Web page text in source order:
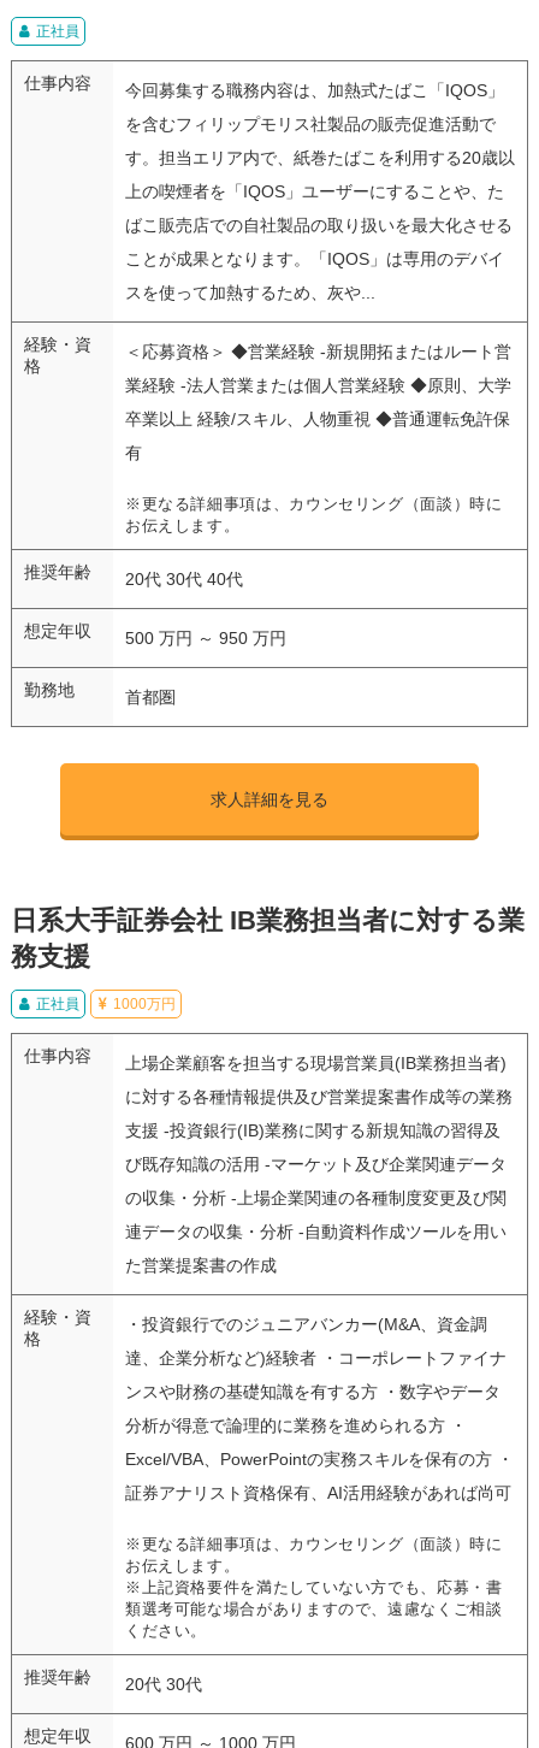
正社員
仕事内容
今回募集する職務内容は、加熱式たばこ「IQOS」
を含むフィリップモリス社製品の販売促進活動で
す。担当エリア内で、紙巻たばこを利用する20歳以
上の喫煙者を「IQOS」ユーザーにすることや、た
ばこ販売店での自社製品の取り扱いを最大化させる
ことが成果となります。「IQOS」は専用のデバイ
スを使って加熱するため、灰や...
経験・資
格
＜応募資格＞ ◆営業経験 -新規開拓またはルート営
業経験 -法人営業または個人営業経験 ◆原則、大学
卒業以上 経験/スキル、人物重視 ◆普通運転免許保
有
※更なる詳細事項は、カウンセリング（面談）時に
お伝えします。
推奨年齢 20代 30代 40代
想定年収 500 万円 ～ 950 万円
勤務地 首都圏
求人詳細を見る
日系大手証券会社 IB業務担当者に対する業
務支援
正社員 1000万円
仕事内容
上場企業顧客を担当する現場営業員(IB業務担当者)
に対する各種情報提供及び営業提案書作成等の業務
支援 -投資銀行(IB)業務に関する新規知識の習得及
び既存知識の活用 -マーケット及び企業関連データ
の収集・分析 -上場企業関連の各種制度変更及び関
連データの収集・分析 -自動資料作成ツールを用い
た営業提案書の作成
経験・資
格
・投資銀行でのジュニアバンカー(M&A、資金調
達、企業分析など)経験者 ・コーポレートファイナ
ンスや財務の基礎知識を有する方 ・数字やデータ
分析が得意で論理的に業務を進められる方 ・
Excel/VBA、PowerPointの実務スキルを保有の方 ・
証券アナリスト資格保有、AI活用経験があれば尚可
※更なる詳細事項は、カウンセリング（面談）時に
お伝えします。
※上記資格要件を満たしていない方でも、応募・書
類選考可能な場合がありますので、遠慮なくご相談
ください。
推奨年齢 20代 30代
想定年収 600 万円 ～ 1000 万円